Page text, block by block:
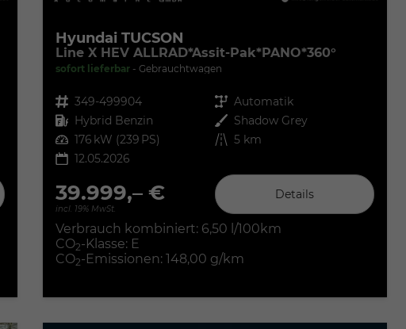
Hyundai TUCSON
Line X HEV ALLRAD*Assit-Pak*PANO*360°
sofort lieferbar Gebrauchtwagen
Fahrzeugnr. 349-499904 Getriebe Automatik
Kraftstoff Hybrid Benzin Außenfarbe Shadow Grey
Leistung 176 kW (239 PS) Kilometerstand 5 km
12.05.2026
39.999,– €
incl. 19% MwSt.
Details
Verbrauch kombiniert: 6,50 l/100km
CO2-Klasse: E
CO2-Emissionen: 148,00 g/km